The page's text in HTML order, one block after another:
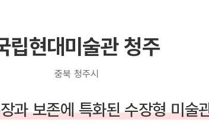
립현대미술관 청주
충북 청주시
과 보존에 특화된 수장형 미술